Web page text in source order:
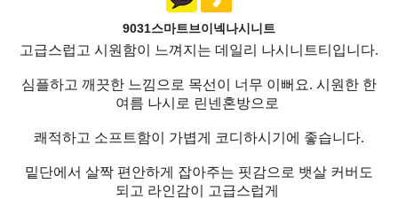
9031스마트브이넥나시니트
고급스럽고 시원함이 느껴지는 데일리 나시니트티입니다.
심플하고 깨끗한 느낌으로 목선이 너무 이뻐요. 시원한 한
여름 나시로 린넨혼방으로
쾌적하고 소프트함이 가볍게 코디하시기에 좋습니다.
밑단에서 살짝 편안하게 잡아주는 핏감으로 뱃살 커버도
되고 라인감이 고급스럽게